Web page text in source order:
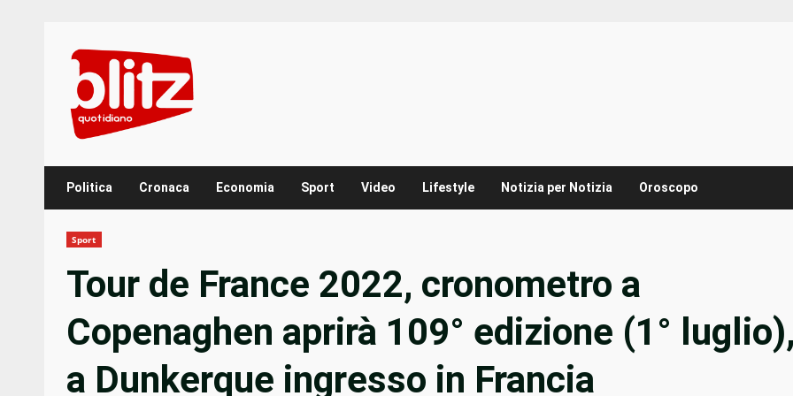
content
Politica Cronaca Economia Sport Video Lifestyle Notizia per Notizia Oroscopo
Sport
Tour de France 2022, cronometro a
Copenaghen aprirà 109° edizione (1°
a Dunkerque ingresso in Francia